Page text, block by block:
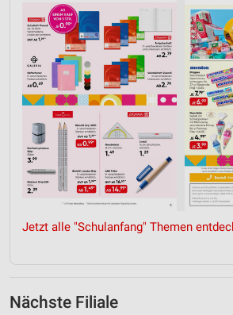
Jetzt alle "Schulanfang" Themen
Nächste Filiale